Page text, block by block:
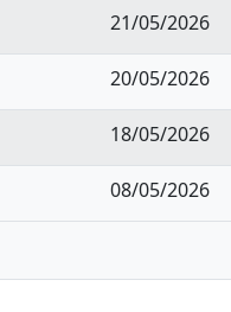
21/05/2026
20/05/2026
18/05/2026
08/05/2026